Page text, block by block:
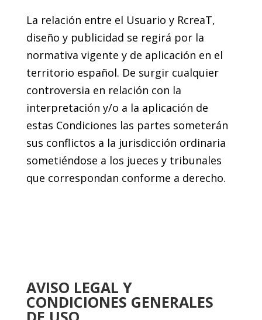
La relación entre el Usuario y RcreaT,
diseño y publicidad se regirá por la
normativa vigente y de aplicación en el
territorio español. De surgir cualquier
controversia en relación con la
interpretación y/o a la aplicación de
estas Condiciones las partes someterán
sus conflictos a la jurisdicción ordinaria
sometiéndose a los jueces y tribunales
que correspondan conforme a derecho.
AVISO LEGAL Y
CONDICIONES GENERALES